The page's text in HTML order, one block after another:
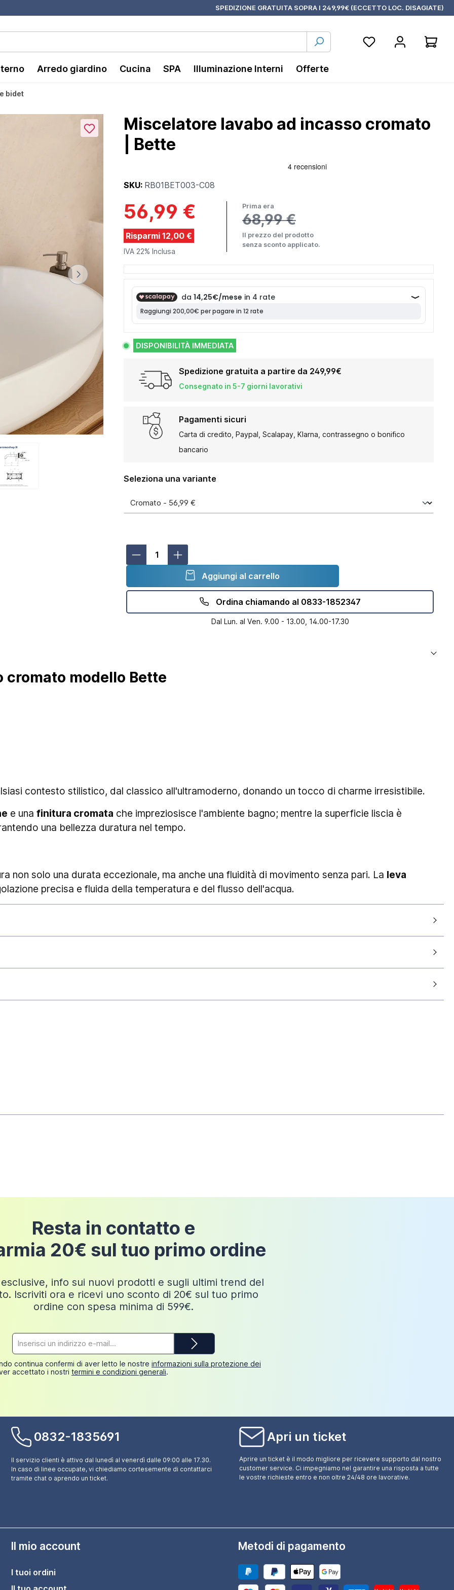
SPEDIZIONE GRATUITA SOPRA I 249,99€ (ECCETTO LOC. DISAGIATE)
Arredo giardino Cucina SPA Illuminazione Interni Offerte
bidet
Miscelatore lavabo ad incasso cromato
| Bette
SKU: RB01BET003-C08
56,99 €
Risparmi 12,00 €
Prima era
68,99 €
Il prezzo del prodotto
senza sconto applicato.
IVA 22% Inclusa
DISPONIBILITÀ IMMEDIATA
Spedizione gratuita a partire da 249,99€
Consegnato in 5-7 giorni lavorativi
Pagamenti sicuri
Carta di credito, Paypal, Scalapay, Klarna, contrassegno o bonifico
bancario
Seleziona una variante
Aggiungi al carrello
Ordina chiamando al 0833-1852347
Dal Lun. al Ven. 9.00 - 13.00, 14.00-17.30
cromato modello Bette
contesto stilistico, dal classico all'ultramoderno, donando un tocco di charme irresistibile.
e una finitura cromata che impreziosisce l'ambiente bagno; mentre la superficie liscia è
una bellezza duratura nel tempo.
non solo una durata eccezionale, ma anche una fluidità di movimento senza pari. La leva
precisa e fluida della temperatura e del flusso dell'acqua.
Cromato
che i
Eventi quali, ad esempio, l'elevato traffico di merci sul territorio nazionale in particolari
festività in genere) piuttosto che tumulti sindacali nel settore trasporti, possono incidere sulle
dalla data di consegna
Resta in contatto e
20€ sul tuo primo ordine
info sui nuovi prodotti e sugli ultimi trend del
Iscriviti ora e ricevi uno sconto di 20€ sul tuo primo
ordine con spesa minima di 599€.
e-
mail*
continua confermi di aver letto le nostre informazioni sulla protezione dei
accettato i nostri termini e condizioni generali.
0832-1835691
Il servizio clienti è attivo dal lunedì al venerdì dalle 09:00 alle 17.30.
In caso di linee occupate, vi chiediamo cortesemente di contattarci
tramite chat o aprendo un ticket.
Apri un ticket
Aprire un ticket è il modo migliore per ricevere supporto dal nostro
customer service. Ci impegniamo nel garantire una risposta a tutte
le vostre richieste entro e non oltre 24/48 ore lavorative.
Il mio account
I tuoi ordini
Metodi di pagamento